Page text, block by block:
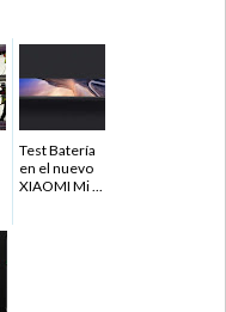
Test Batería
en el nuevo
XIAOMI Mi ...